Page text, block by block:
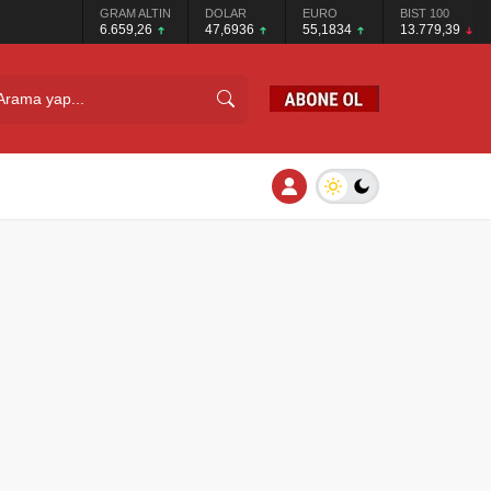
GRAM ALTIN
6.659,26
DOLAR
47,6936
EURO
55,1834
BIST 100
13.779,39